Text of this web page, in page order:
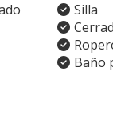
Silla
Baño